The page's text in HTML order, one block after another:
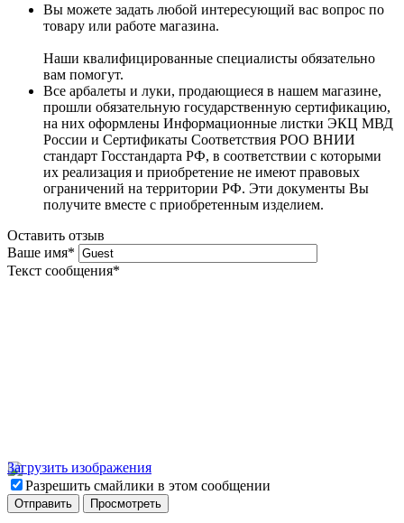
Вы можете задать любой интересующий вас вопрос по
товару или работе магазина.
Наши квалифицированные специалисты обязательно
вам помогут.
Все арбалеты и луки, продающиеся в нашем магазине,
прошли обязательную государственную сертификацию,
на них оформлены Информационные листки ЭКЦ МВД
России и Сертификаты Соответствия РОО ВНИИ
стандарт Госстандарта РФ, в соответствии с которыми
их реализация и приобретение не имеют правовых
ограничений на территории РФ. Эти документы Вы
получите вместе с приобретенным изделием.
Оставить отзыв
Ваше имя*
Текст сообщения*
Загрузить изображения
Разрешить смайлики в этом сообщении